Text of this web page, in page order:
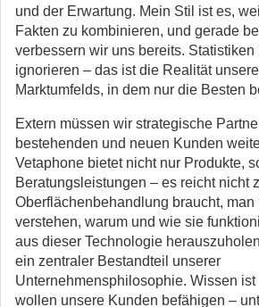
und der Erwartung. Mein Stil ist es,
Fakten zu kombinieren, und gerade
verbessern wir uns bereits. Statistiken
ignorieren – das ist die Realität
Marktumfelds, in dem nur die Besten
Extern müssen wir strategische
bestehenden und neuen Kunden
Vetaphone bietet nicht nur Produkte,
Beratungsleistungen – es reicht nicht
Oberflächenbehandlung braucht, man
verstehen, warum und wie sie
aus dieser Technologie
ein zentraler Bestandteil unserer
Unternehmensphilosophie. Wissen ist
wollen unsere Kunden befähigen –